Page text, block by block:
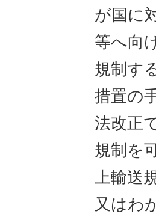
が国に
等へ向
規制す
措置の
法改正
規制を
上輸送
又はわ